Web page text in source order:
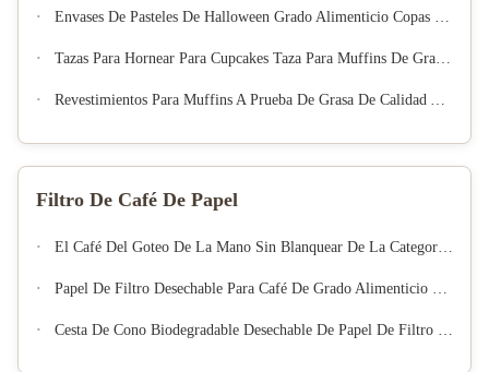
Envases De Pasteles De Halloween Grado Alimenticio Copas De Papel Horneado Muffin Cupcake Holders
Tazas Para Hornear Para Cupcakes Taza Para Muffins De Grado Europeo Desechable Y Resistente A La Grasa
Revestimientos Para Muffins A Prueba De Grasa De Calidad Alimentaria, Vasos De Papel Antiadherentes Desechables Para Hornear, Envoltorios Para Magdalenas Para El Hogar, Panadería, Fiesta, Postre
Filtro De Café De Papel
El Café Del Goteo De La Mano Sin Blanquear De La Categoría Alimenticia Filtra El Papel Resistente Del Tamiz Del Café Del Aceite Compatible
Papel De Filtro Desechable Para Café De Grado Alimenticio Sin Blanquear
Cesta De Cono Biodegradable Desechable De Papel De Filtro De Café Natural Sin Blanquear, Filtros De Café Por Goteo Para Elaboración De Café En Casa